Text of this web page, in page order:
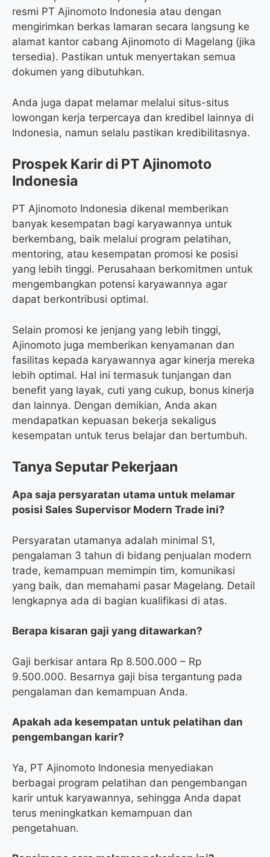
resmi PT Ajinomoto Indonesia atau dengan
mengirimkan berkas lamaran secara langsung ke
alamat kantor cabang Ajinomoto di Magelang (jika
tersedia). Pastikan untuk menyertakan semua
dokumen yang dibutuhkan.
Anda juga dapat melamar melalui situs-situs
lowongan kerja terpercaya dan kredibel lainnya di
Indonesia, namun selalu pastikan kredibilitasnya.
Prospek Karir di PT Ajinomoto
Indonesia
PT Ajinomoto Indonesia dikenal memberikan
banyak kesempatan bagi karyawannya untuk
berkembang, baik melalui program pelatihan,
mentoring, atau kesempatan promosi ke posisi
yang lebih tinggi. Perusahaan berkomitmen untuk
mengembangkan potensi karyawannya agar
dapat berkontribusi optimal.
Selain promosi ke jenjang yang lebih tinggi,
Ajinomoto juga memberikan kenyamanan dan
fasilitas kepada karyawannya agar kinerja mereka
lebih optimal. Hal ini termasuk tunjangan dan
benefit yang layak, cuti yang cukup, bonus kinerja
dan lainnya. Dengan demikian, Anda akan
mendapatkan kepuasan bekerja sekaligus
kesempatan untuk terus belajar dan bertumbuh.
Tanya Seputar Pekerjaan
Apa saja persyaratan utama untuk melamar
posisi Sales Supervisor Modern Trade ini?
Persyaratan utamanya adalah minimal S1,
pengalaman 3 tahun di bidang penjualan modern
trade, kemampuan memimpin tim, komunikasi
yang baik, dan memahami pasar Magelang. Detail
lengkapnya ada di bagian kualifikasi di atas.
Berapa kisaran gaji yang ditawarkan?
Gaji berkisar antara Rp 8.500.000 – Rp
9.500.000. Besarnya gaji bisa tergantung pada
pengalaman dan kemampuan Anda.
Apakah ada kesempatan untuk pelatihan dan
pengembangan karir?
Ya, PT Ajinomoto Indonesia menyediakan
berbagai program pelatihan dan pengembangan
karir untuk karyawannya, sehingga Anda dapat
terus meningkatkan kemampuan dan
pengetahuan.